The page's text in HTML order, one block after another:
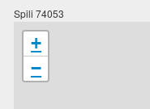
Spili 74053
+
−